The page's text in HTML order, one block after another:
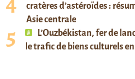
cratères d’astéroïdes :
Asie centrale
L’Ouzbékistan, fer de
le trafic de biens culturels